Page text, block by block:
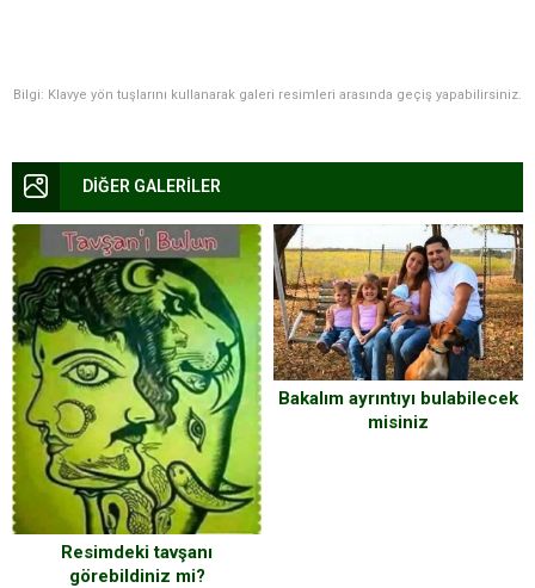
Bilgi: Klavye yön tuşlarını kullanarak galeri resimleri arasında geçiş yapabilirsiniz.
DİĞER GALERİLER
Resimdeki tavşanı
görebildiniz mi?
Bakalım ayrıntıyı bulabilecek
misiniz